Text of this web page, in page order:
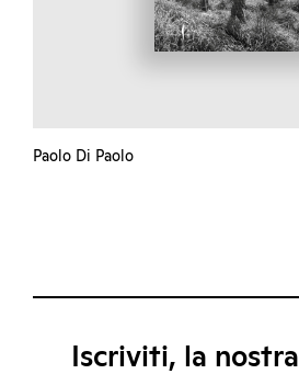
Paolo Di Paolo
Iscriviti, la nostra